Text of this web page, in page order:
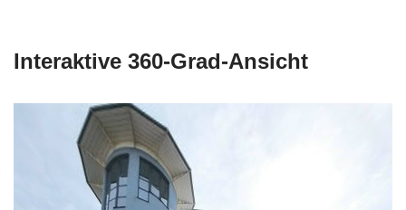
Interaktive 360-Grad-Ansicht